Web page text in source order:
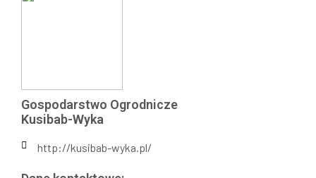
Gospodarstwo Ogrodnicze
Kusibab-Wyka
http://kusibab-wyka.pl/